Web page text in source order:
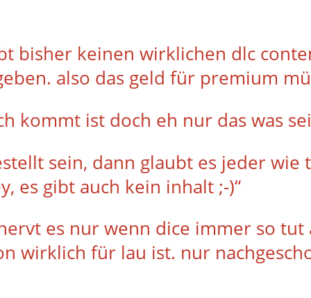
bisher keinen wirklichen dlc
also das geld für premium
kommt ist doch eh nur das was
sein, dann glaubt es jeder wie
es gibt auch kein inhalt ;-)“
es nur wenn dice immer so
wirklich für lau ist. nur